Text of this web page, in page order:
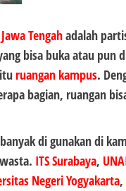
Jawa Tengahadalah
bisa buka atau pun
ruangan kampus.
bagian, ruangan
di gunakan di
ITS Surabaya,
Negeri Yogyakarta,